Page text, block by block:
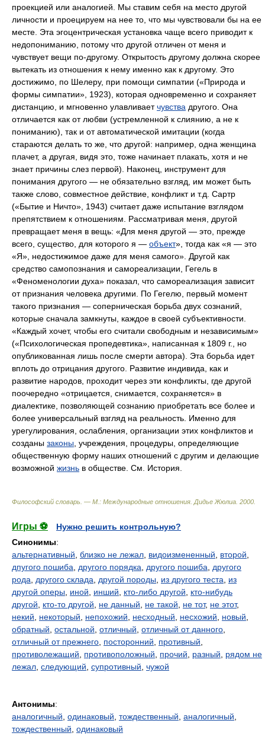
проекцией или аналогией. Мы ставим себя на место другой
личности и проецируем на нее то, что мы чувствовали бы на ее
месте. Эта эгоцентрическая установка чаще всего приводит к
недопониманию, потому что другой отличен от меня и
чувствует вещи по-другому. Открытость другому должна скорее
вытекать из отношения к нему именно как к другому. Это
достижимо, по Шелеру, при помощи симпатии («Природа и
формы симпатии», 1923), которая одновременно и сохраняет
дистанцию, и мгновенно улавливаетчувства другого. Она
отличается как от любви (устремленной к слиянию, а не к
пониманию), так и от автоматической имитации (когда
стараются делать то же, что другой: например, одна женщина
плачет, а другая, видя это, тоже начинает плакать, хотя и не
знает причины слез первой). Наконец, инструмент для
понимания другого — не обязательно взгляд, им может быть
также слово, совместное действие, конфликт и т.д. Сартр
(«Бытие и Ничто», 1943) считает даже испытание взглядом
препятствием к отношениям. Рассматривая меня, другой
превращает меня в вещь: «Для меня другой — это, прежде
всего, существо, для которого я — объект», тогда как «я — это
«Я», недостижимое даже для меня самого». Другой как
средство самопознания и самореализации, Гегель в
«Феноменологии духа» показал, что самореализация зависит
от признания человека другими. По Гегелю, первый момент
такого признания — соперническая борьба двух сознаний,
которые сначала замкнуты, каждое в своей субъективности.
«Каждый хочет, чтобы его считали свободным и независимым»
(«Психологическая пропедевтика», написанная к 1809 г., но
опубликованная лишь после смерти автора). Эта борьба идет
вплоть до отрицания другого. Развитие индивида, как и
развитие народов, проходит через эти конфликты, где другой
поочередно «отрицается, снимается, сохраняется» в
диалектике, позволяющей сознанию приобретать все более и
более универсальный взгляд на реальность. Именно для
урегулирования, ослабления, организации этих конфликтов и
созданы законы , учреждения, процедуры, определяющие
общественную форму наших отношений с другим и делающие
возможной жизнь в обществе. См. История.
Философский словарь. — М.: Международные отношения Дидье Жюлиа 2000
Игры ⚽
Нужно решить контрольную?
Синонимы:
альтернативный близко не лежал видоизмененный второй
дпугого пошиба
другого порядка другого пошиба
другого
рода
другого склада другой породы из другого теста
из
другой оперы
иной инший кто-либо другой
кто-нибудь
другой
кто-то другой не данный не такой не тот, не этот,
некий
некоторый непохожий несходный несхожий новый
обратный остальной отличный отличный от данного
отличный от прежнего посторонний противный
противолежащий
противоположный прочий разный
рядом не
лежал следующий супротивный чужой
Антонимы:
аналогичный одинаковый тождественный аналогичный
тождественный одинаковый